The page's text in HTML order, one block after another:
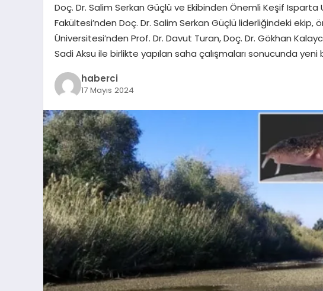
Doç. Dr. Salim Serkan Güçlü ve Ekibinden Önemli Keşif Isparta
Fakültesi’nden Doç. Dr. Salim Serkan Güçlü liderliğindeki
Üniversitesi’nden Prof. Dr. Davut Turan, Doç. Dr. Gökhan
Sadi Aksu ile birlikte yapılan saha çalışmaları sonucunda yeni
haberci
17 Mayıs 2024